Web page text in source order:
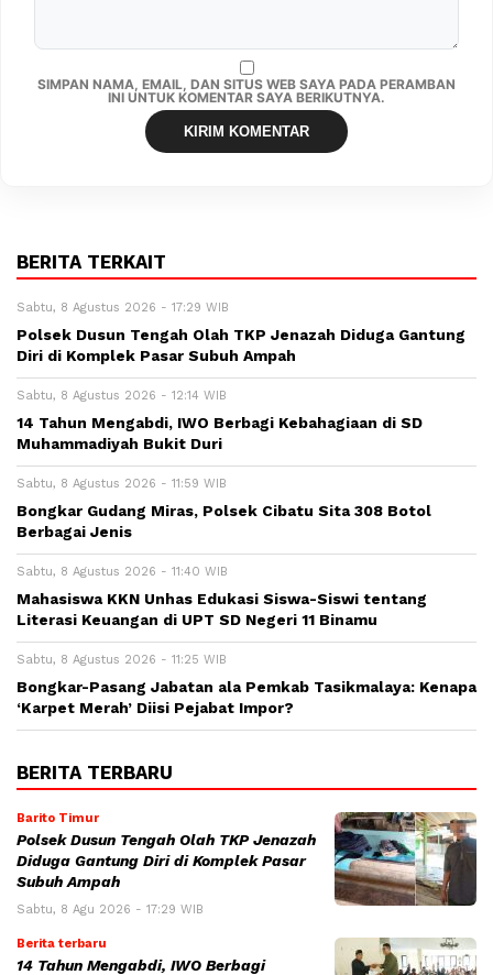
SIMPAN NAMA, EMAIL, DAN SITUS WEB SAYA PADA PERAMBAN
INI UNTUK KOMENTAR SAYA BERIKUTNYA.
BERITA TERKAIT
Sabtu, 8 Agustus 2026 - 17:29 WIB
Polsek Dusun Tengah Olah TKP Jenazah Diduga Gantung
Diri di Komplek Pasar Subuh Ampah
Sabtu, 8 Agustus 2026 - 12:14 WIB
14 Tahun Mengabdi, IWO Berbagi Kebahagiaan di SD
Muhammadiyah Bukit Duri
Sabtu, 8 Agustus 2026 - 11:59 WIB
Bongkar Gudang Miras, Polsek Cibatu Sita 308 Botol
Berbagai Jenis
Sabtu, 8 Agustus 2026 - 11:40 WIB
Mahasiswa KKN Unhas Edukasi Siswa-Siswi tentang
Literasi Keuangan di UPT SD Negeri 11 Binamu
Sabtu, 8 Agustus 2026 - 11:25 WIB
Bongkar-Pasang Jabatan ala Pemkab Tasikmalaya: Kenapa
‘Karpet Merah’ Diisi Pejabat Impor?
BERITA TERBARU
Barito Timur
Polsek Dusun Tengah Olah TKP Jenazah
Diduga Gantung Diri di Komplek Pasar
Subuh Ampah
Sabtu, 8 Agu 2026 - 17:29 WIB
Berita terbaru
14 Tahun Mengabdi, IWO Berbagi